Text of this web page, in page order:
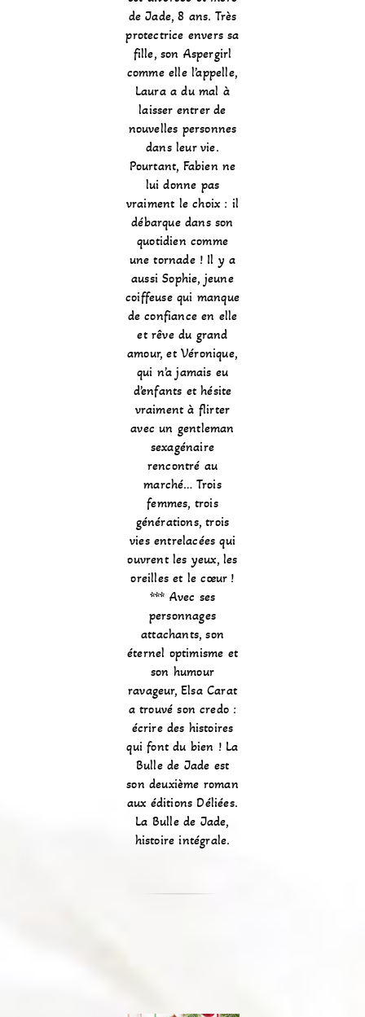
de Jade, 8 ans. Très
protectrice envers sa
fille, son Aspergirl
comme elle l’appelle,
Laura a du mal à
laisser entrer de
nouvelles personnes
dans leur vie.
Pourtant, Fabien ne
lui donne pas
vraiment le choix : il
débarque dans son
quotidien comme
une tornade ! Il y a
aussi Sophie, jeune
coiffeuse qui manque
de confiance en elle
et rêve du grand
amour, et Véronique,
qui n’a jamais eu
d’enfants et hésite
vraiment à flirter
avec un gentleman
sexagénaire
rencontré au
marché… Trois
femmes, trois
générations, trois
vies entrelacées qui
ouvrent les yeux, les
oreilles et le cœur !
*** Avec ses
personnages
attachants, son
éternel optimisme et
son humour
ravageur, Elsa Carat
a trouvé son credo :
écrire des histoires
qui font du bien ! La
Bulle de Jade est
son deuxième roman
aux éditions Déliées.
La Bulle de Jade,
histoire intégrale.